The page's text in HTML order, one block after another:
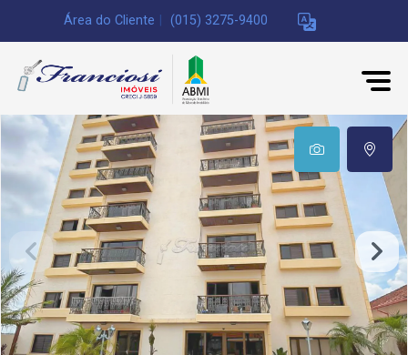
Área do Cliente (015) 3275-9400